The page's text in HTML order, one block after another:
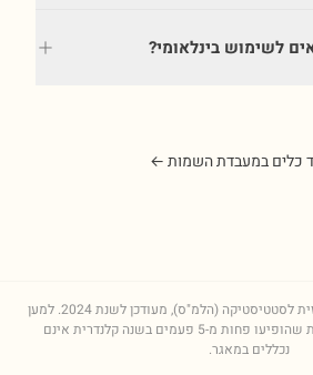
לשימוש בינלאומי?
כלים במעבדת השמות ←
לסטטיסטיקה (הלמ"ס), מעודכן לשנת2024. למען
שמירה על הפרטיות, שמות שהופיעו פחות מ-5 פעמים בשנה קלנדרית אינם
נכללים במאגר.